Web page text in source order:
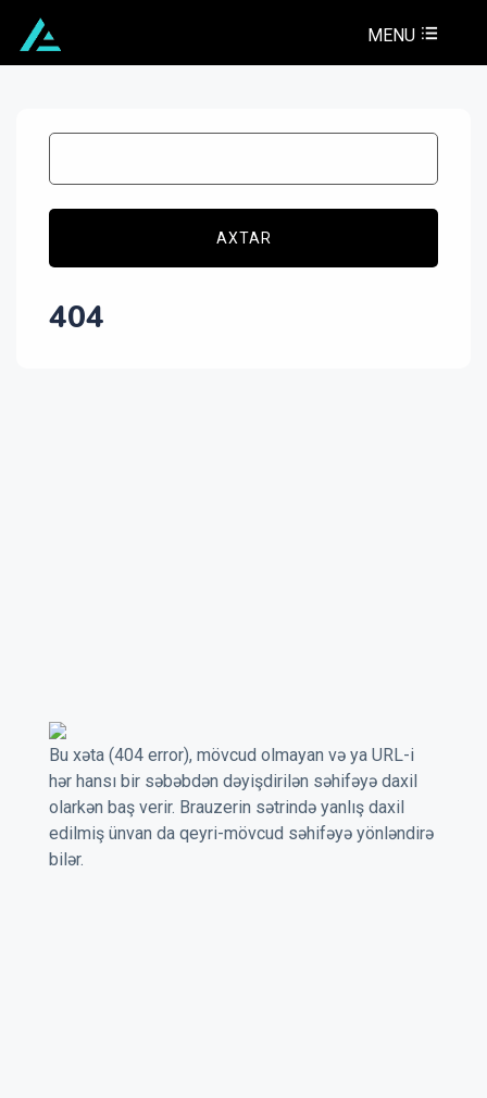
MENU
AXTAR
404
Bu xəta (404 error), mövcud olmayan və ya URL-i
hər hansı bir səbəbdən dəyişdirilən səhifəyə daxil
olarkən baş verir. Brauzerin sətrində yanlış daxil
edilmiş ünvan da qeyri-mövcud səhifəyə yönləndirə
bilər.